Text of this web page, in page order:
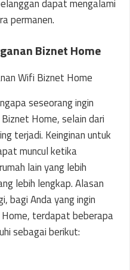
dapat mengalami
permanen.
Biznet Home
seseorang ingin
Home, selain dari
terjadi. Keinginan untuk
muncul ketika
lain yang lebih
lebih lengkap. Alasan
bagi Anda yang ingin
terdapat beberapa
sebagai berikut: